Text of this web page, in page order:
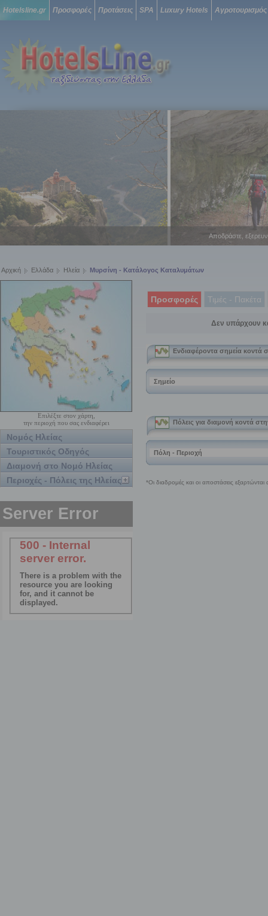
Hotelsline.gr Προσφορές Προτάσεις SPA Luxury Hotels Αγροτουρισμός
Αποδράστε,
Αρχική Ελλάδα Ηλεία Μυρσίνη - Κατάλογος Καταλυμάτων
Επιλέξτε στον χάρτη,
την περιοχή που σας ενδιαφέρει
Νομός Ηλείας
Τουριστικός Οδηγός
Διαμονή στο Νομό Ηλείας
Περιοχές - Πόλεις της Ηλείας
Προσφορές Τιμές - Πακέτα
Δεν υπάρχουν